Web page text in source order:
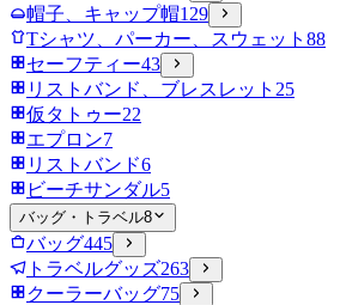
帽子、キャップ帽129
Tシャツ、パーカー、スウェット 88
セーフティー43
リストバンド、ブレスレット 25
仮タトゥー22
エプロン7
リストバンド6
ビーチサンダル5
バッグ・トラベル8
バッグ445
トラベルグッズ263
クーラーバッグ75